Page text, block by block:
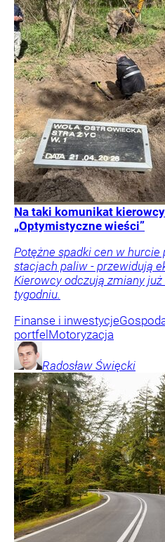
Na taki komunikat
„Optymistyczne wieści”
Potężne spadki cen w hurcie
stacjach paliw - przewidują
Kierowcy odczują zmiany
tygodniu.
Finanse i inwestycje
portfel Motoryzacja
Radosław Święcki